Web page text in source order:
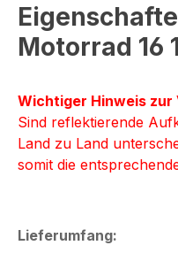
Motorrad 16
Wichtiger Hinweis
Sind reflektierende
Land zu Land
somit die
Lieferumfang: